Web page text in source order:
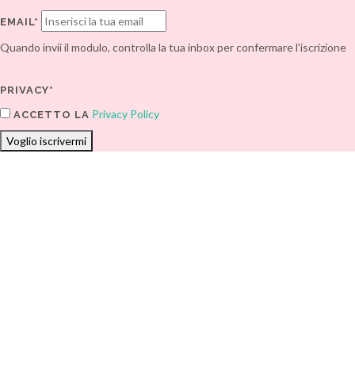
EMAIL*
Quando invii il modulo, controlla la tua inbox per confermare l'iscrizione
PRIVACY*
ACCETTO LA Privacy Policy
Voglio iscrivermi